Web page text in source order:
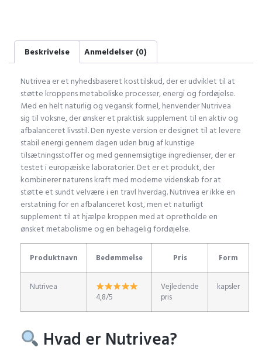
Beskrivelse Anmeldelser (0)
Nutrivea er et nyhedsbaseret kosttilskud, der er udviklet til at
støtte kroppens metaboliske processer, energi og fordøjelse.
Med en helt naturlig og vegansk formel, henvender Nutrivea
sig til voksne, der ønsker et praktisk supplement til en aktiv og
afbalanceret livsstil. Den nyeste version er designet til at levere
stabil energi gennem dagen uden brug af kunstige
tilsætningsstoffer og med gennemsigtige ingredienser, der er
testet i europæiske laboratorier. Det er et produkt, der
kombinerer naturens kraft med moderne videnskab for at
støtte et sundt velvære i en travl hverdag. Nutrivea er ikke en
erstatning for en afbalanceret kost, men et naturligt
supplement til at hjælpe kroppen med at opretholde en
ønsket metabolisme og en behagelig fordøjelse.
Produktnavn Bedømmelse Pris Form
Nutrivea
4,8/5
Vejledende
pris
kapsler
Hvad er Nutrivea?